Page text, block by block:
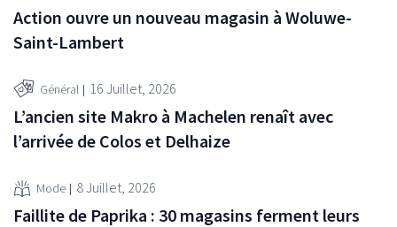
Action ouvre un nouveau magasin à Woluwe-
Saint-Lambert
Général 16 Juillet, 2026
L’ancien site Makro à Machelen renaît avec
l’arrivée de Colos et Delhaize
Mode 8 Juillet, 2026
Faillite de Paprika : 30 magasins ferment leurs